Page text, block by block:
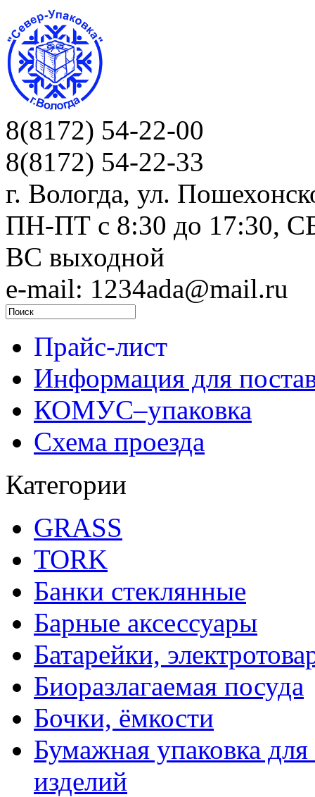
8(8172) 54-22-00
8(8172) 54-22-33
г. Вологда, ул.
ПН-ПТ c 8:30 до 17:30,
ВС выходной
e-mail: 1234ada@mail.ru
Прайс-лист
Информация для
КОМУС–упаковка
Схема проезда
Категории
GRASS
TORK
Банки стеклянные
Барные аксессуары
Батарейки,
Биоразлагаемая посуда
Бочки, ёмкости
Бумажная упаковка
изделий